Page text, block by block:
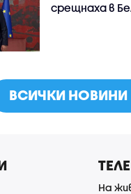
срещнаха в
ВСИЧКИ НОВИНИ
На